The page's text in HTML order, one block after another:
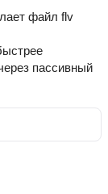
файл flv
пассивный